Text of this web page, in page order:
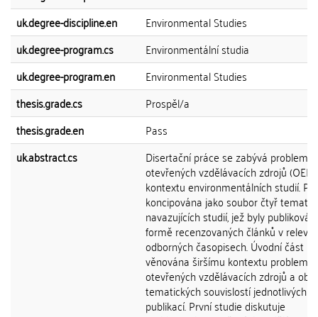
uk.degree-discipline.en
Environmental Studies
uk.degree-program.cs
Environmentální studia
uk.degree-program.en
Environmental Studies
thesis.grade.cs
Prospěl/a
thesis.grade.en
Pass
uk.abstract.cs
Disertační práce se zabývá
otevřených vzdělávacích zdrojů
kontextu environmentálních studií.
koncipována jako soubor čtyř
navazujících studií, jež byly
formě recenzovaných článků v
odborných časopisech. Úvodní část
věnována širšímu kontextu
otevřených vzdělávacích zdrojů a
tematických souvislostí jednotlivých
publikací. První studie diskutuje